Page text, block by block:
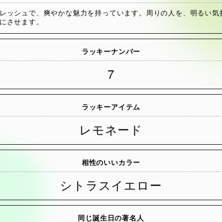
ッシュで、爽やかな魅力を持っています。周りの人を、明るい気
させます。
ラッキーナンバー
7
ラッキーアイテム
レモネード
相性のいいカラー
シトラスイエロー
同じ誕生日の著名人